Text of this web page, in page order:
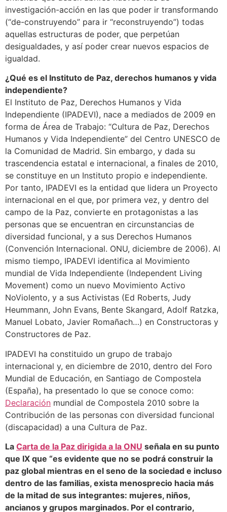
investigación-acción en las que poder ir transformando
(“de-construyendo” para ir “reconstruyendo”) todas
aquellas estructuras de poder, que perpetúan
desigualdades, y así poder crear nuevos espacios de
igualdad.
¿Qué es el Instituto de Paz, derechos humanos y vida
independiente?
El Instituto de Paz, Derechos Humanos y Vida
Independiente (IPADEVI), nace a mediados de 2009 en
forma de Área de Trabajo: “Cultura de Paz, Derechos
Humanos y Vida Independiente” del Centro UNESCO de
la Comunidad de Madrid. Sin embargo, y dada su
trascendencia estatal e internacional, a finales de 2010,
se constituye en un Instituto propio e independiente.
Por tanto, IPADEVI es la entidad que lidera un Proyecto
internacional en el que, por primera vez, y dentro del
campo de la Paz, convierte en protagonistas a las
personas que se encuentran en circunstancias de
diversidad funcional, y a sus Derechos Humanos
(Convención Internacional. ONU, diciembre de 2006). Al
mismo tiempo, IPADEVI identifica al Movimiento
mundial de Vida Independiente (Independent Living
Movement) como un nuevo Movimiento Activo
NoViolento, y a sus Activistas (Ed Roberts, Judy
Heummann, John Evans, Bente Skangard, Adolf Ratzka,
Manuel Lobato, Javier Romañach…) en Constructoras y
Constructores de Paz.
IPADEVI ha constituido un grupo de trabajo
internacional y, en diciembre de 2010, dentro del Foro
Mundial de Educación, en Santiago de Compostela
(España), ha presentado lo que se conoce como:
Declaración mundial de Compostela 2010 sobre la
Contribución de las personas con diversidad funcional
(discapacidad) a una Cultura de Paz.
La Carta de la Paz dirigida a la ONU señala en su punto
que IX que “es evidente que no se podrá construir la
paz global mientras en el seno de la sociedad e incluso
dentro de las familias, exista menosprecio hacia más
de la mitad de sus integrantes: mujeres, niños,
ancianos y grupos marginados. Por el contrario,